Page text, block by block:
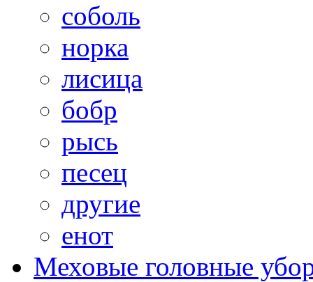
соболь
норка
лисица
бобр
рысь
песец
другие
енот
Меховые головные